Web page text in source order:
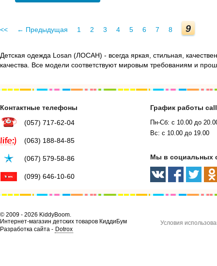
<< ← Предыдущая 1 2 3 4 5 6 7 8 9
Детская одежда Losan (ЛОСАН) - всегда яркая, стильная,
качества. Все модели соответствуют мировым требованиям и
Контактные телефоны
(057) 717-62-04
(063) 188-84-85
(067) 579-58-86
(099) 646-10-60
График работы
Пн-Сб: с 10.00 до
Вс: с 10.00 до 19.00
Мы в социальных
© 2009 - 2026 KiddyBoom.
Интернет-магазин детских товаров КиддиБум
Разработка сайта - Dotrox
Условия